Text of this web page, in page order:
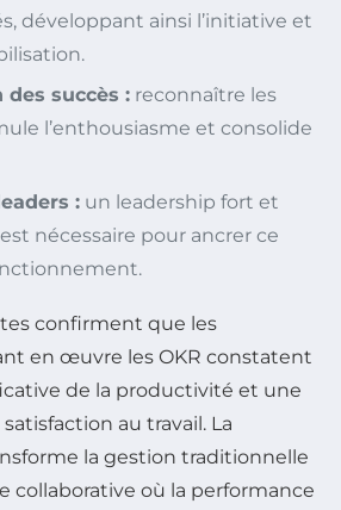
développant ainsi l’initiative et
des succès : reconnaître les
l’enthousiasme et consolide
: un leadership fort et
nécessaire pour ancrer ce
confirment que les
en œuvre les OKR constatent
de la productivité et une
au travail. La
la gestion traditionnelle
collaborative où la performance